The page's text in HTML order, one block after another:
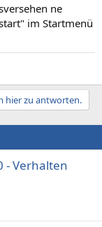
ne
im Startmenü
hier zu antworten.
- Verhalten